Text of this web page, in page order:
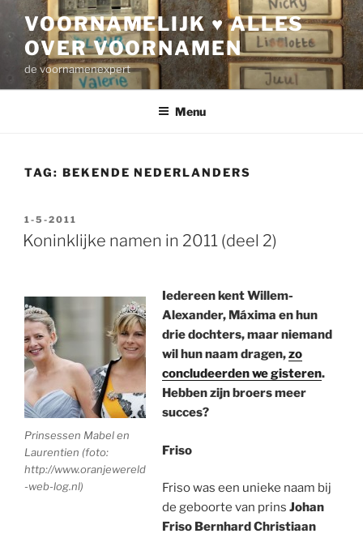
inhoud
VOORNAMELIJK ♥ ALLES
OVER VOORNAMEN
de voornamenexpert
Menu
TAG: BEKENDE NEDERLANDERS
GEPLAATST
OP
1-5-2011
Koninklijke namen in 2011 (deel 2)
Prinsessen Mabel en
Laurentien (foto:
http://www.oranjewereld
-web-log.nl)
Iedereen kent Willem-
Alexander, Máxima en hun
drie dochters, maar niemand
wil hun naam dragen,zo
concludeerden we gisteren.
Hebben zijn broers meer
succes?
Friso
Friso was een unieke naam bij
de geboorte van prins Johan
Friso Bernhard Christiaan